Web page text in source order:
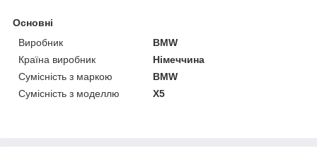
Основні
Виробник
BMW
Країна виробник
Німеччина
Сумісність з маркою
BMW
Сумісність з моделлю
X5